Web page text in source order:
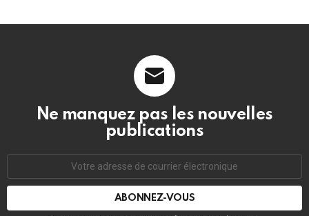
Ne manquez pas les nouvelles
publications
courrier